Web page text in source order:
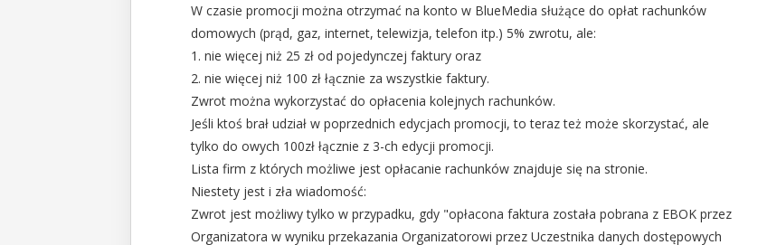
W czasie promocji można otrzymać na konto w BlueMedia służące do opłat rachunków
domowych (prąd, gaz, internet, telewizja, telefon itp.) 5% zwrotu, ale:
1. nie więcej niż 25 zł od pojedynczej faktury oraz
2. nie więcej niż 100 zł łącznie za wszystkie faktury.
Zwrot można wykorzystać do opłacenia kolejnych rachunków.
Jeśli ktoś brał udział w poprzednich edycjach promocji, to teraz też może skorzystać, ale
tylko do owych 100zł łącznie z 3-ch edycji promocji.
Lista firm z których możliwe jest opłacanie rachunków znajduje się na stronie.
Niestety jest i zła wiadomość:
Zwrot jest możliwy tylko w przypadku, gdy "opłacona faktura została pobrana z EBOK przez
Organizatora w wyniku przekazania Organizatorowi przez Uczestnika danych dostępowych